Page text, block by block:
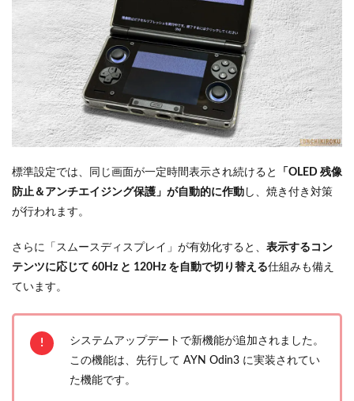
標準設定では、同じ画面が一定時間表示され続けると
「OLED 残像
防止＆アンチエイジング保護」が自動的に作動 し、焼き付き対策
が行われます。
さらに「スムースディスプレイ」が有効化すると、 表示するコン
テンツに応じて 60Hz と 120Hz を自動で切り替える仕組みも備え
ています。
システムアップデートで新機能が追加されました。
この機能は、先行して AYN Odin3 に実装されてい
た機能です。